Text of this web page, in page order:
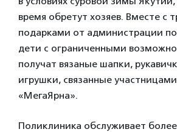
время обретут хозяев. Вместе с
подарками от администрации
дети с ограниченными
получат вязаные шапки,
игрушки, связанные
«МегаЯрна».
Поликлиника обслуживает